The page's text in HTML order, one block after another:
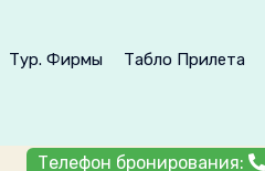
Тур. Фирмы Табло Прилета
Телефон бронирования: